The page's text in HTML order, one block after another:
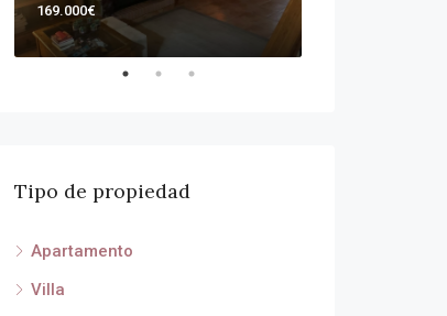
169.000€
Tipo de propiedad
Apartamento
Villa